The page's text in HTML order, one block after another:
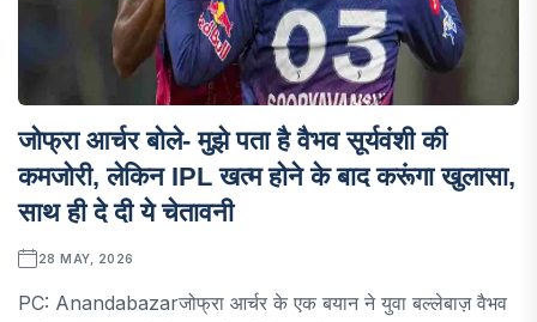
जोफ्रा आर्चर बोले- मुझे पता है वैभव सूर्यवंशी की
कमजोरी, लेकिन IPL खत्म होने के बाद करूंगा खुलासा,
साथ ही दे दी ये चेतावनी
28 MAY, 2026
PC: Anandabazarजोफ्रा आर्चर के एक बयान ने युवा बल्लेबाज़ वैभव